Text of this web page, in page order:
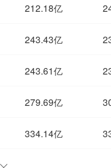
212.18亿
243.43亿
243.61亿
279.69亿
334.14亿